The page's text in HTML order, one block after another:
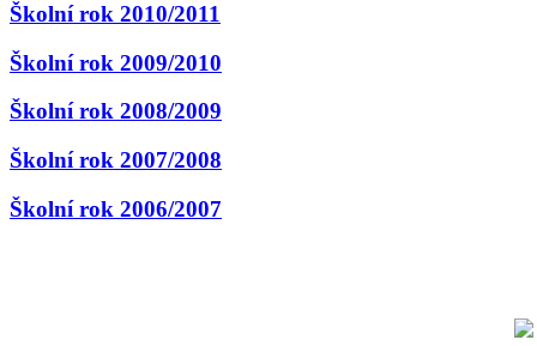
Školní rok 2010/2011
Školní rok 2009/2010
Školní rok 2008/2009
Školní rok 2007/2008
Školní rok 2006/2007